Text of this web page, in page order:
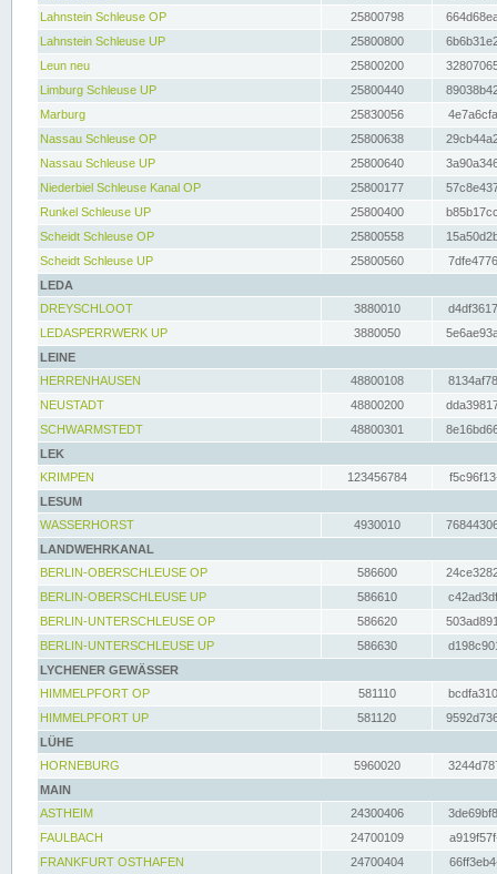
Lahnstein Schleuse OP
25800798
Lahnstein Schleuse UP
25800800
Leun neu
25800200
Limburg Schleuse UP
25800440
Marburg
25830056
Nassau Schleuse OP
25800638
Nassau Schleuse UP
25800640
Niederbiel Schleuse Kanal OP
25800177
Runkel Schleuse UP
25800400
Scheidt Schleuse OP
25800558
Scheidt Schleuse UP
25800560
LEDA
DREYSCHLOOT
3880010
LEDASPERRWERK UP
3880050
LEINE
HERRENHAUSEN
48800108
NEUSTADT
48800200
SCHWARMSTEDT
48800301
LEK
KRIMPEN
123456784
LESUM
WASSERHORST
4930010
LANDWEHRKANAL
BERLIN-OBERSCHLEUSE OP
586600
BERLIN-OBERSCHLEUSE UP
586610
BERLIN-UNTERSCHLEUSE OP
586620
BERLIN-UNTERSCHLEUSE UP
586630
LYCHENER GEWÄSSER
HIMMELPFORT OP
581110
HIMMELPFORT UP
581120
LÜHE
HORNEBURG
5960020
MAIN
ASTHEIM
24300406
FAULBACH
24700109
FRANKFURT OSTHAFEN
24700404